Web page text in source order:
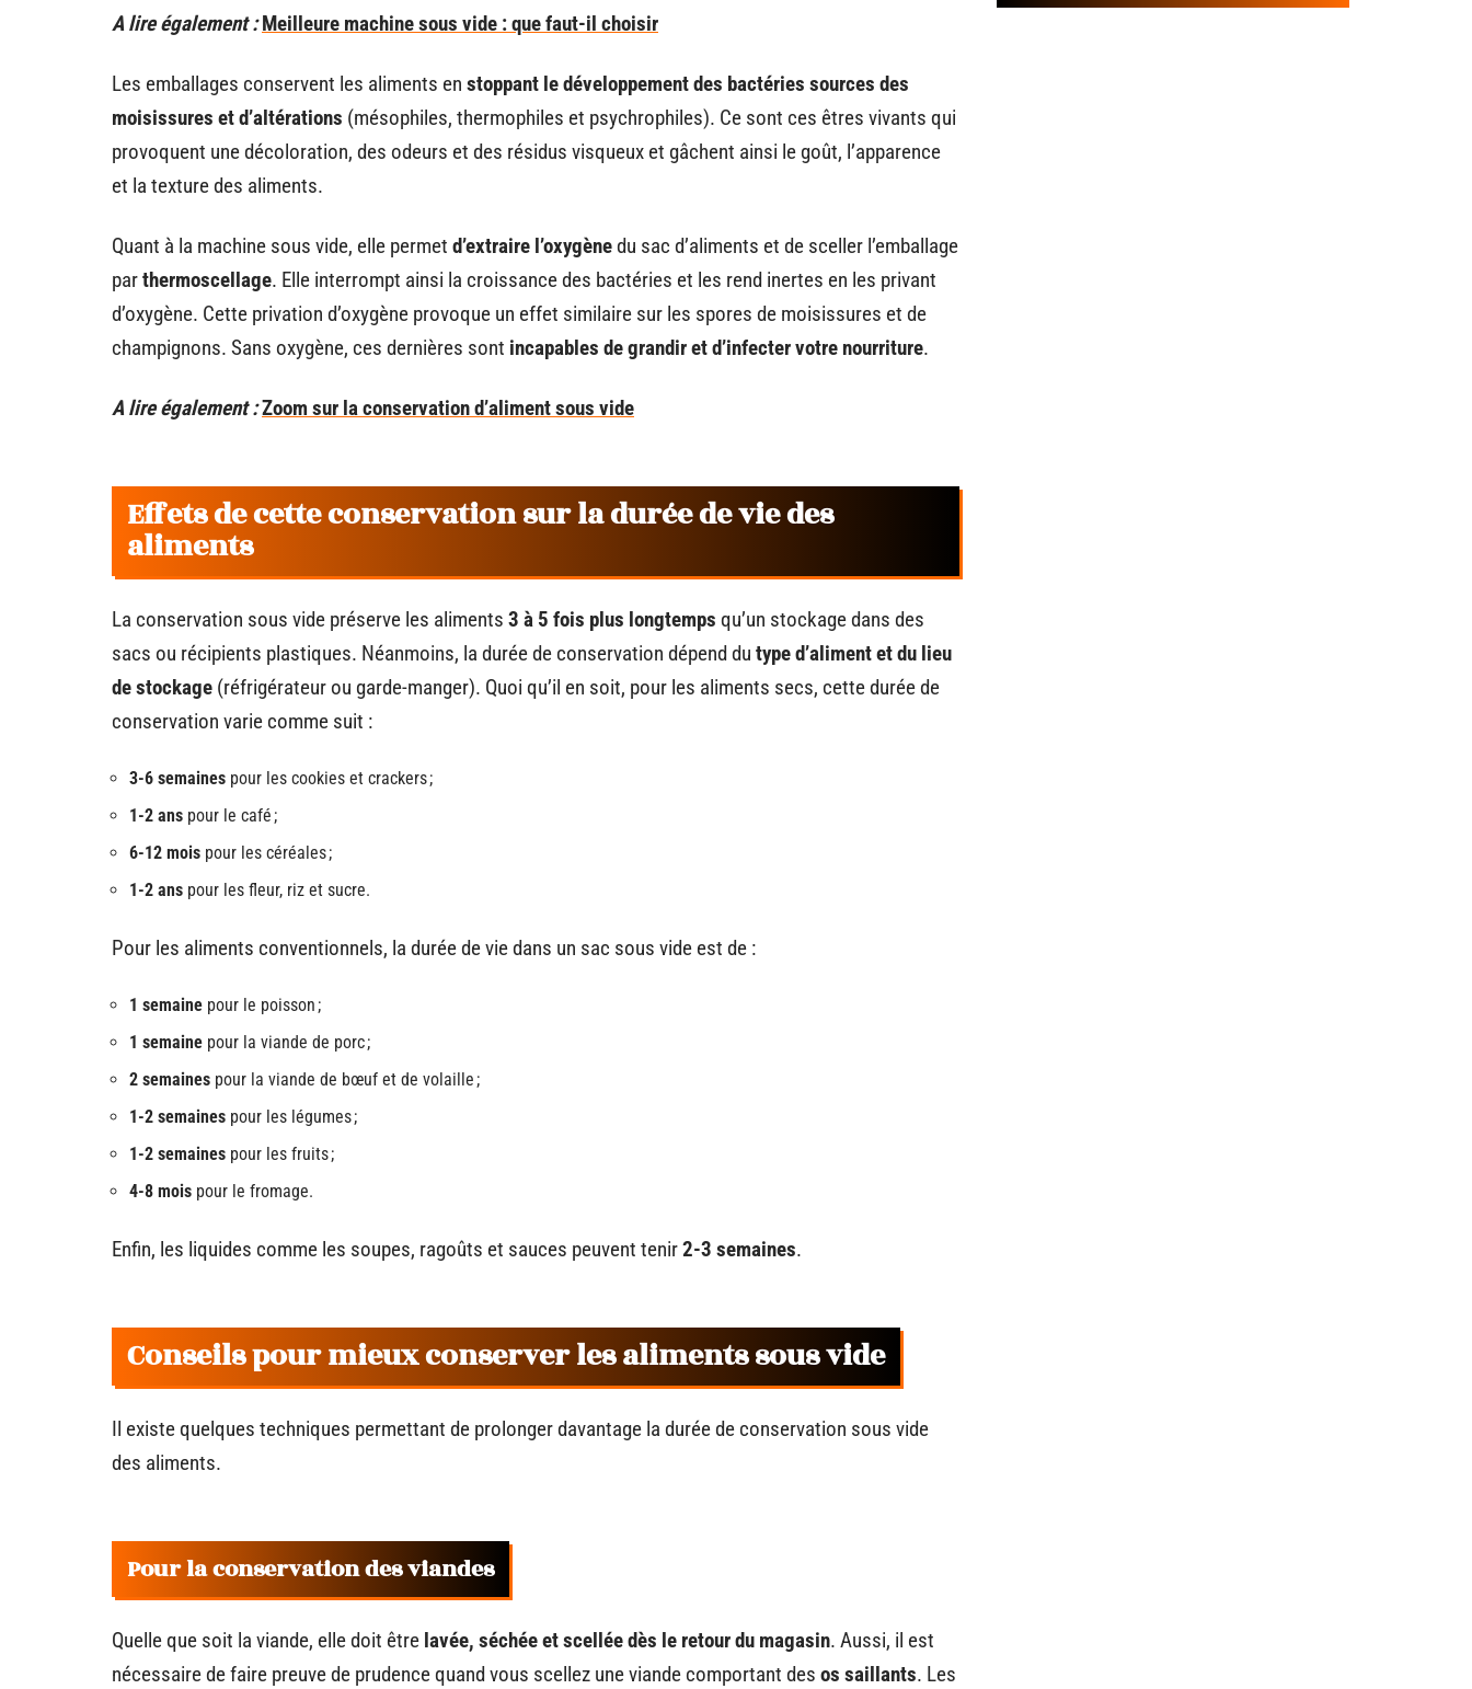
A lire également : Meilleure machine sous vide : que faut-il choisir
Les emballages conservent les aliments en stoppant le développement des bactéries sources des
moisissures et d’altérations (mésophiles, thermophiles et psychrophiles). Ce sont ces êtres vivants qui
provoquent une décoloration, des odeurs et des résidus visqueux et gâchent ainsi le goût, l’apparence
et la texture des aliments.
Quant à la machine sous vide, elle permet d’extraire l’oxygènedu sac d’aliments et de sceller l’emballage
parthermoscellage. Elle interrompt ainsi la croissance des bactéries et les rend inertes en les privant
d’oxygène. Cette privation d’oxygène provoque un effet similaire sur les spores de moisissures et de
champignons. Sans oxygène, ces dernières sont incapables de grandir et d’infecter votre nourriture.
A lire également :Zoom sur la conservation d’aliment sous vide
Effets de cette conservation sur la durée de vie des
aliments
La conservation sous vide préserve les aliments 3 à 5 fois plus longtemps qu’un stockage dans des
sacs ou récipients plastiques. Néanmoins, la durée de conservation dépend du type d’aliment et du lieu
de stockage (réfrigérateur ou garde-manger). Quoi qu’il en soit, pour les aliments secs, cette durée de
conservation varie comme suit :
3-6 semaines pour les cookies et crackers ;
1-2 ans pour le café ;
6-12 mois pour les céréales ;
1-2 ans pour les fleur, riz et sucre.
Pour les aliments conventionnels, la durée de vie dans un sac sous vide est de :
1 semaine pour le poisson ;
1 semaine pour la viande de porc ;
2 semaines pour la viande de bœuf et de volaille ;
1-2 semaines pour les légumes ;
1-2 semaines pour les fruits ;
4-8 mois pour le fromage.
Enfin, les liquides comme les soupes, ragoûts et sauces peuvent tenir2-3 semaines.
Conseils pour mieux conserver les aliments sous vide
Il existe quelques techniques permettant de prolonger davantage la durée de conservation sous vide
des aliments.
Pour la conservation des viandes
Quelle que soit la viande, elle doit être lavée, séchée et scellée dès le retour du magasin. Aussi, il est
nécessaire de faire preuve de prudence quand vous scellez une viande comportant des os saillants. Les